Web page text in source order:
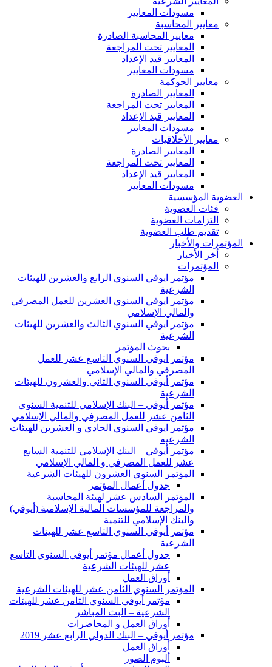
مسودات المعايير
معايير المحاسبة
معايير المحاسبة الصادرة
المعايير تحت المراجعة
المعايير قيد الإعداد
مسودات المعايير
معايير الحوكمة
المعايير الصادرة
المعايير تحت المراجعة
المعايير قيد الإعداد
مسودات المعايير
معايير الأخلاقيات
المعايير الصادرة
المعايير تحت المراجعة
المعايير قيد الإعداد
مسودات المعايير
العضوية المؤسسية
فئات العضوية
التزامات العضوية
تقديم طلب العضوية
المؤتمرات والأخبار
أخر الأخبار
المؤتمرات
مؤتمر ايوفي السنوي الرابع والعشرين للهيئات
الشرعية
مؤتمر ايوفي السنوي العشرين للعمل المصرفي
والمالي الإسلامي
مؤتمر ايوفي السنوي الثالث والعشرين للهيئات
الشرعية
بحوث المؤتمر
مؤتمر ايوفي السنوي التاسع عشر للعمل
المصرفي والمالي الإسلامي
مؤتمر أيوفي السنوي الثاني والعشرون للهيئات
الشرعية
مؤتمر أيوفي – البنك الإسلامي للتنمية السنوي
الثامن عشر للعمل المصرفي والمالي الإسلامي
مؤتمر ايوفي السنوي الحادي و العشرين للهيئات
الشرعيه
مؤتمر أيوفي – البنك الإسلامي للتنمية السابع
عشر للعمل المصرفي و المالي الإسلامي
المؤتمر السنوي العشرون للهيئات الشرعية
جدول أعمال المؤتمر
المؤتمر السادس عشر لهيئة المحاسبة
والمراجعة للمؤسسات المالية الإسلامية (أيوفي)
والبنك الإسلامي للتنمية
مؤتمر أيوفي السنوي التاسع عشر للهيئات
الشرعية
جدول أعمال مؤتمر أيوفي السنوي التاسع
عشر للهيئات الشرعية
أوراق العمل
المؤتمر السنوي الثامن عشر للهيئات الشرعية
مؤتمر أيوفي السنوي الثامن عشر للهيئات
الشرعية – البث المباشر
أوراق العمل و المحاضرات
مؤتمر أيوفي – البنك الدولي الرابع عشر 2019
أوراق العمل
ألبوم الصور